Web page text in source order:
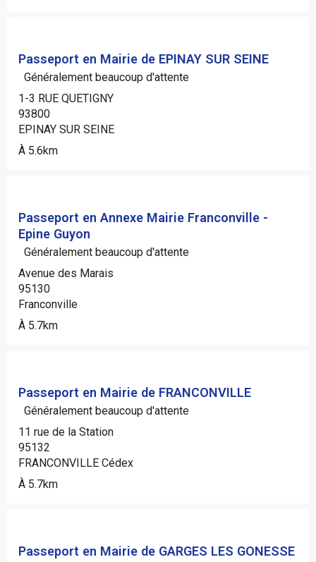
Passeport en Mairie de EPINAY SUR SEINE
Généralement beaucoup d'attente
1-3 RUE QUETIGNY
93800
EPINAY SUR SEINE
À 5.6km
Passeport en Annexe Mairie Franconville -
Epine Guyon
Généralement beaucoup d'attente
Avenue des Marais
95130
Franconville
À 5.7km
Passeport en Mairie de FRANCONVILLE
Généralement beaucoup d'attente
11 rue de la Station
95132
FRANCONVILLE Cédex
À 5.7km
Passeport en Mairie de GARGES LES GONESSE